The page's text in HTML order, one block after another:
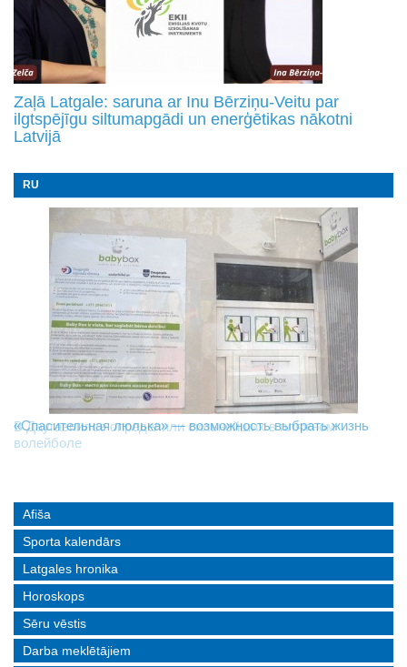
Zaļā Latgale: saruna ar Inu Bērziņu-Veitu par
ilgtspējīgu siltumapgādi un enerģētikas nākotni
Latvijā
RU
В Даугавпилсе определили сильнейших в пляжном
волейболе
«Спасительная люлька» — возможность выбрать жизнь
Новое поколение пограничников: Даугавпилсское
управление пополнили молодые специалисты
Afiša
Sporta kalendārs
Latgales hronika
Horoskops
Sēru vēstis
Darba meklētājiem